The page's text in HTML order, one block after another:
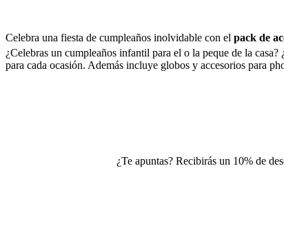
Celebra una fiesta de cumpleaños inolvidable con el pack de
¿Celebras un cumpleaños infantil para el o la peque de la
para cada ocasión. Además incluye globos y accesorios para
¿Te apuntas? Recibirás un 10% de